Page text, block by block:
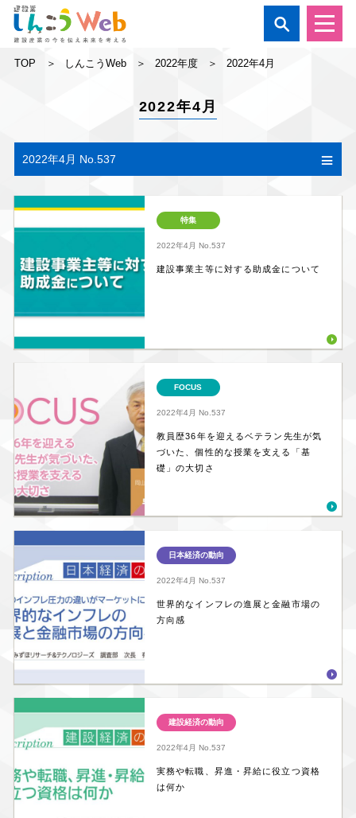

TOP しんこうWeb 2022年度 2022年4月
2022年4月
2022年4月 No.537
特集
2022年4月 No.537
建設事業主等に対する助成金について
FOCUS
2022年4月 No.537
教員歴36年を迎えるベテラン先生が気
づいた、個性的な授業を支える「基
礎」の大切さ
日本経済の動向
2022年4月 No.537
世界的なインフレの進展と金融市場の
方向感
建設経済の動向
2022年4月 No.537
実務や転職、昇進・昇給に役立つ資格
は何か